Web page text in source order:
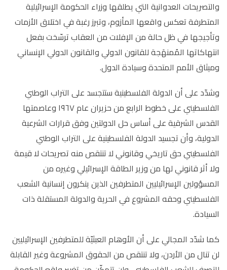
والتصريحات العدوانية التي يطلقها وزراء الحكومة الإسرائيلية
المتطرفة تعكس واقعها المأزوم، وتبرز رغبة في اختلاق الأزمات
وتأجيجها في ظل حالة من الإفلات من العقاب ترسّخت بفعل
انتهاكاتها المُمنهَجة للقانون الدولي والقانون الدولي الإنساني
وميثاق الأمم المتحدة وسيادة الدول.
وشدّد على أن الدولة الفلسطينية ستتجسد على التراب الوطني
الفلسطيني على خطوط الرابع من حزيران عام ١٩٦٧ وعاصمتها
القدس الشرقية على أساس حل الدولتين وفق قرارات الشرعية
الدولية، وأن تجسيد الدولة الفلسطينية على التراب الوطني
الفلسطيني حق تاريخي وقانوني لا تنتقص منه تصريحات لا قيمة
ولا أثر قانوني لها من وزير الطاقة الإسرائيلي وغيره من
المسؤولين الإسرائيليين المتطرفين الذين ينكرون إنسانية الشعب
الفلسطيني وحقه المشروع في الحرية والدولة المستقلة ذات
السيادة.
كما شدّد المجالي على أن الأوهام العبثيّة للمتطرفين الإسرائيليين
لن تنال من الأردن، ولا تنتقص من الحقوق المشروعة وغير القابلة